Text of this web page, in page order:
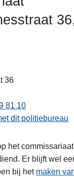
36,
36
81 10
dit politiebureau
het
Er blijft wel
bij het maken